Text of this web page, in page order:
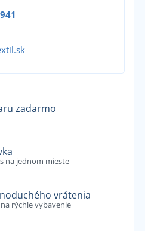
zadarmo
na jednom mieste
vrátenia
rýchle vybavenie